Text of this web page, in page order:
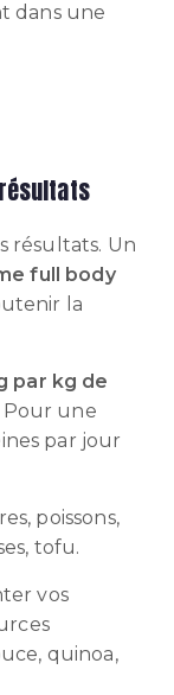
dans une
résultats. Un
full body
la
par kg de
une
par jour
poissons,
tofu.
vos
quinoa,